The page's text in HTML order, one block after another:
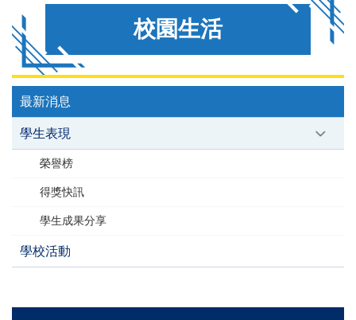
校園生活
最新消息
學生表現
榮譽榜
得獎快訊
學生成果分享
學校活動